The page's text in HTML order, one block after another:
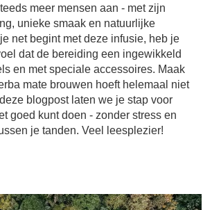
meer mensen aan - met zijn
unieke smaak en natuurlijke
net begint met deze infusie, heb je
dat de bereiding een ingewikkeld
en met speciale accessoires. Maak
mate brouwen hoeft helemaal niet
blogpost laten we je stap voor
goed kunt doen - zonder stress en
je tanden. Veel leesplezier!